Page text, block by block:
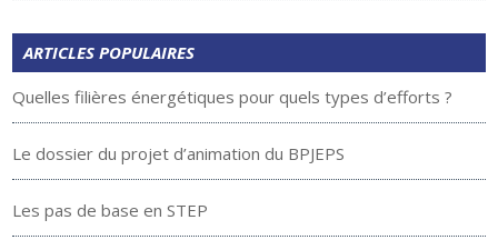
ARTICLES POPULAIRES
Quelles filières énergétiques pour quels types d’efforts ?
Le dossier du projet d’animation du BPJEPS
Les pas de base en STEP